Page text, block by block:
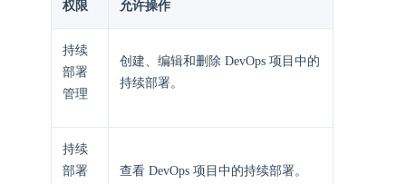
权限 允许操作
持续
部署
管理
创建、编辑和删除 DevOps 项目中的
持续部署。
持续
部署
查看 DevOps 项目中的持续部署。